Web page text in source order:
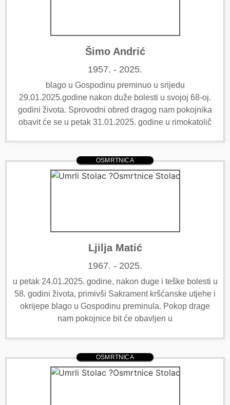
Šimo Andrić
1957. - 2025.
blago u Gospodinu preminuo u srijedu
29.01.2025.godine nakon duže bolesti u svojoj 68-oj.
godini života. Sprovodni obred dragog nam pokojnika
obavit će se u petak 31.01.2025. godine u rimokatolič
OSMRTNICA
Ljilja Matić
1967. - 2025.
u petak 24.01.2025. godine, nakon duge i teške bolesti u
58. godini života, primivši Sakrament kršćanske utjehe i
okrijepe blago u Gospodinu preminula. Pokop drage
nam pokojnice bit će obavljen u
OSMRTNICA